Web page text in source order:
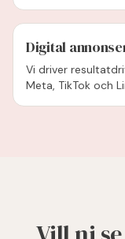
Digital
Vi driver
Meta, TikTok och